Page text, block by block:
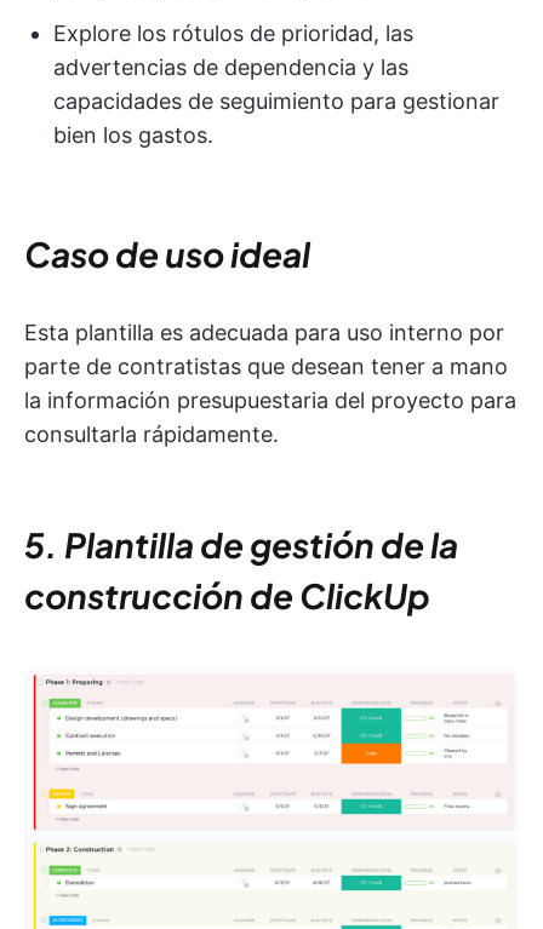
Explore los rótulos de prioridad, las
advertencias de dependencia y las
capacidades de seguimiento para gestionar
bien los gastos.
Caso de uso ideal
Esta plantilla es adecuada para uso interno por
parte de contratistas que desean tener a mano
la información presupuestaria del proyecto para
consultarla rápidamente.
5. Plantilla de gestión de la
construcción de ClickUp